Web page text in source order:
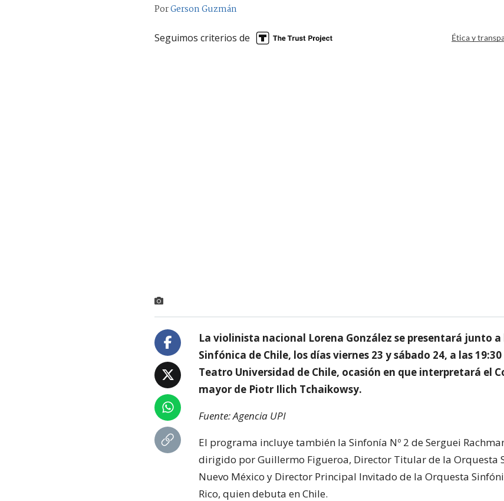
PorGerson Guzmán
Seguimos criterios de Ética y
La violinista nacional Lorena González se presentará junto
Sinfónica de Chile, los días viernes 23 y sábado 24, a las
Teatro Universidad de Chile, ocasión en que interpretará el
mayor de Piotr Ilich Tchaikowsy.
Fuente: Agencia UPI
El programa incluye también la Sinfonía Nº 2 de Serguei
dirigido por Guillermo Figueroa, Director Titular de la Orquesta
Nuevo México y Director Principal Invitado de la Orquesta
Rico, quien debuta en Chile.